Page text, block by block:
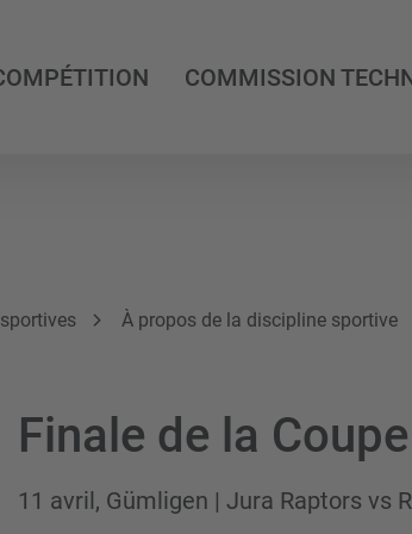
COMMISSION
À propos de la discipline sportive
Finale de la
11 avril, Gümligen | Jura Raptors vs